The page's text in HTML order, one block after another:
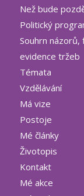
Než bude
Politický
Souhrn
evidence tržeb
Témata
Vzdělávání
Má vize
Postoje
Mé články
Životopis
Kontakt
Mé akce